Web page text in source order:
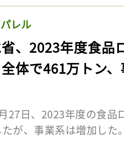
レル
省、2023年度食品
体で461万トン
27日、2023年度の食品
が、事業系は増加し